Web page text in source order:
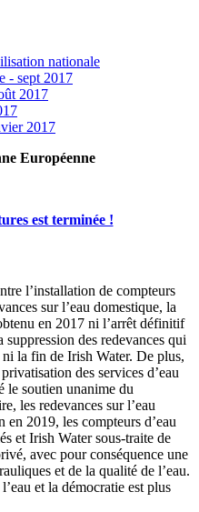
nationale
- sept 2017
2017
2017
Européenne
est terminée !
l’installation de compteurs
sur l’eau domestique, la
en 2017 ni l’arrêt définitif
des redevances qui
ni la fin de Irish Water. De plus,
des services d’eau
le soutien unanime du
les redevances sur l’eau
2019, les compteurs d’eau
et Irish Water sous-traite de
avec pour conséquence une
et de la qualité de l’eau.
et la démocratie est plus